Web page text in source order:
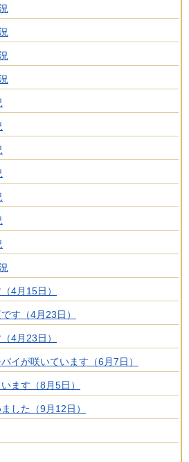
4月15日）
す（4月23日）
4月23日）
イが咲いています（6月7日）
ます（8月5日）
した（9月12日）